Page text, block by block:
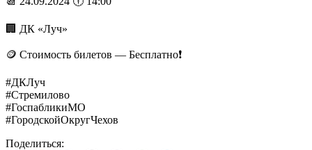
🏢 ДК «Луч»
🪙 Стоимость билетов — Бесплатно❗️
#ДКЛуч
#Стремилово
#ГоспабликиМО
#ГородскойОкругЧехов
Поделиться: